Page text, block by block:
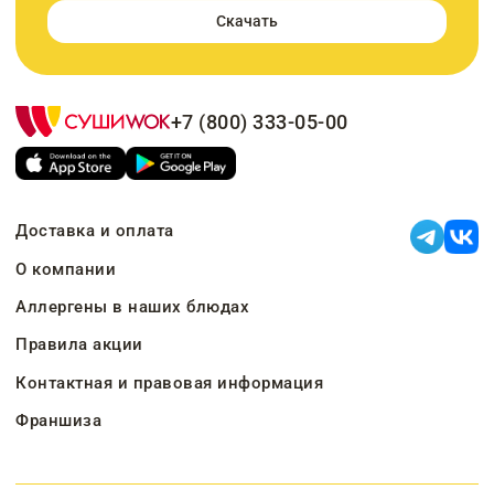
Скачать
+7 (800) 333-05-00
Доставка и оплата
О компании
Аллергены в наших блюдах
Правила акции
Контактная и правовая информация
Франшиза